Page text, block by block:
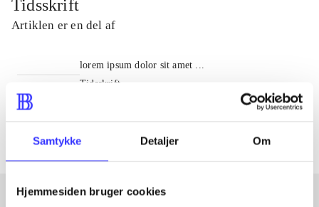
Samtykke Detaljer Om
Hjemmesiden bruger cookies
Tidsskrift
Artiklen er en del af
lorem ipsum dolor sit amet ...
Tidsskrift
Artiklerne i